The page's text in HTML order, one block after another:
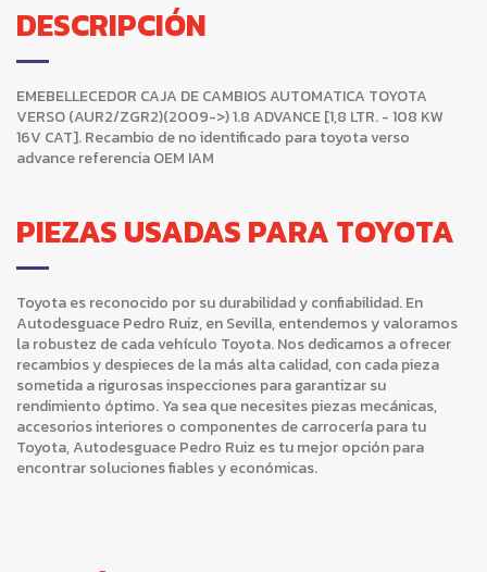
DESCRIPCIÓN
EMEBELLECEDOR CAJA DE CAMBIOS AUTOMATICA TOYOTA
VERSO (AUR2/ZGR2)(2009->) 1.8 ADVANCE [1,8 LTR. - 108 KW
16V CAT]. Recambio de no identificado para toyota verso
advance referencia OEM IAM
PIEZAS USADAS PARA TOYOTA
Toyota es reconocido por su durabilidad y confiabilidad. En
Autodesguace Pedro Ruiz, en Sevilla, entendemos y valoramos
la robustez de cada vehículo Toyota. Nos dedicamos a ofrecer
recambios y despieces de la más alta calidad, con cada pieza
sometida a rigurosas inspecciones para garantizar su
rendimiento óptimo. Ya sea que necesites piezas mecánicas,
accesorios interiores o componentes de carrocería para tu
Toyota, Autodesguace Pedro Ruiz es tu mejor opción para
encontrar soluciones fiables y económicas.